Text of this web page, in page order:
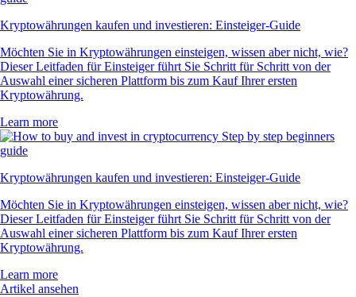
Kryptowährungen kaufen und investieren: Einsteiger-Guide
Möchten Sie in Kryptowährungen einsteigen, wissen aber nicht, wie?
Dieser Leitfaden für Einsteiger führt Sie Schritt für Schritt von der
Auswahl einer sicheren Plattform bis zum Kauf Ihrer ersten
Kryptowährung.
Learn more
Kryptowährungen kaufen und investieren: Einsteiger-Guide
Möchten Sie in Kryptowährungen einsteigen, wissen aber nicht, wie?
Dieser Leitfaden für Einsteiger führt Sie Schritt für Schritt von der
Auswahl einer sicheren Plattform bis zum Kauf Ihrer ersten
Kryptowährung.
Learn more
Artikel ansehen